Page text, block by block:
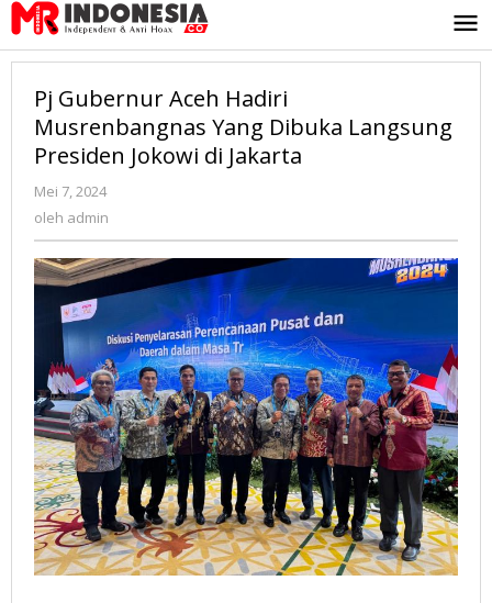
Lewati
ke
konten
Pj Gubernur Aceh Hadiri
Musrenbangnas Yang Dibuka Langsung
Presiden Jokowi di Jakarta
Mei 7, 2024
oleh admin